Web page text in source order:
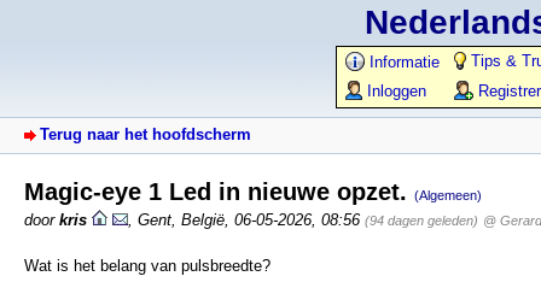
Informatie
Tips &
Inloggen
Terug naar het hoofdscherm
Magic-eye 1 Led in nieuwe opzet. (Algemeen)
door kris Gent, België 06-05-2026, 08:56 (94 dagen geleden) @
Wat is het belang van pulsbreedte?